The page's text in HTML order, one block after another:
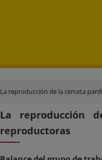
La reproducción de la cerceta
La reproducción
reproductoras